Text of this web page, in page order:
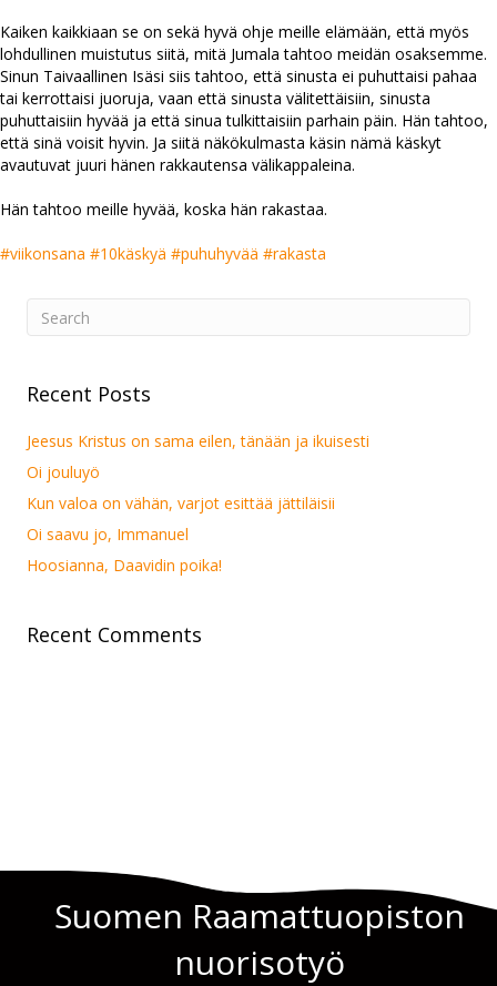
Kaiken kaikkiaan se on sekä hyvä ohje meille elämään, että myös
lohdullinen muistutus siitä, mitä Jumala tahtoo meidän osaksemme.
Sinun Taivaallinen Isäsi siis tahtoo, että sinusta ei puhuttaisi pahaa
tai kerrottaisi juoruja, vaan että sinusta välitettäisiin, sinusta
puhuttaisiin hyvää ja että sinua tulkittaisiin parhain päin. Hän tahtoo,
että sinä voisit hyvin. Ja siitä näkökulmasta käsin nämä käskyt
avautuvat juuri hänen rakkautensa välikappaleina.
Hän tahtoo meille hyvää, koska hän rakastaa.
#viikonsana #10käskyä #puhuhyvää #rakasta
Recent Posts
Jeesus Kristus on sama eilen, tänään ja ikuisesti
Oi jouluyö
Kun valoa on vähän, varjot esittää jättiläisii
Oi saavu jo, Immanuel
Hoosianna, Daavidin poika!
Recent Comments
Suomen Raamattuopiston
nuorisotyö